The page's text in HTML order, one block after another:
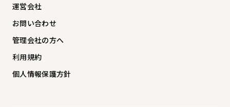
運営会社
お問い合わせ
管理会社の方へ
利用規約
個人情報保護方針